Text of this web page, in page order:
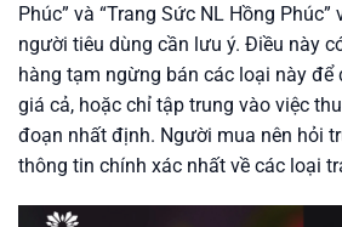
Phúc” và “Trang Sức NL Hồng
người tiêu dùng cần lưu ý. Điều này
hàng tạm ngừng bán các loại này để
giá cả, hoặc chỉ tập trung vào việc
đoạn nhất định. Người mua nên hỏi
thông tin chính xác nhất về các loại